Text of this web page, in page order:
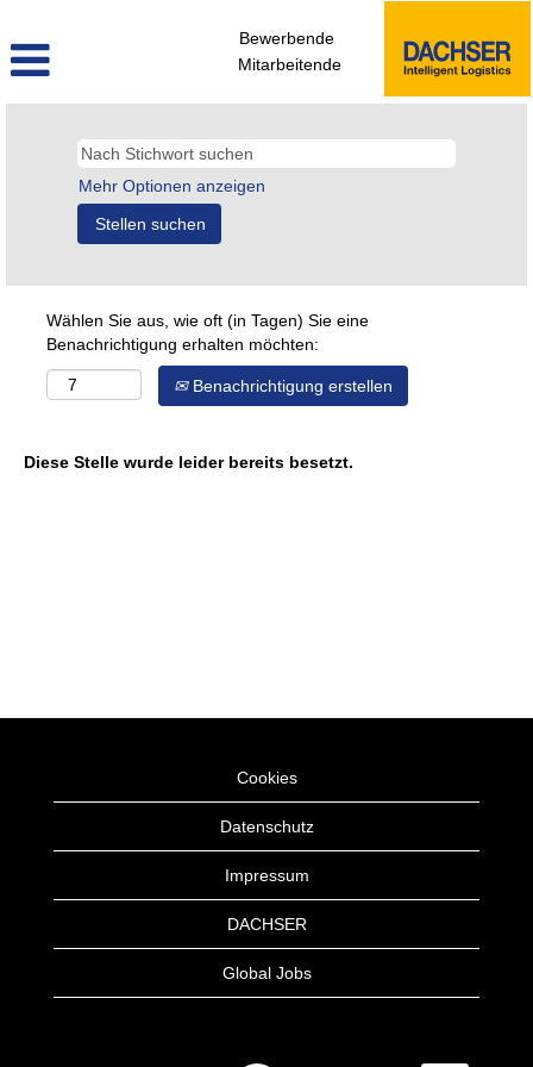
Bewerbende
Mitarbeitende
Mehr Optionen anzeigen
Wählen Sie aus, wie oft (in Tagen) Sie eine
Benachrichtigung erhalten möchten:
Benachrichtigung erstellen
Diese Stelle wurde leider bereits besetzt.
Cookies
Datenschutz
Impressum
DACHSER
Global Jobs